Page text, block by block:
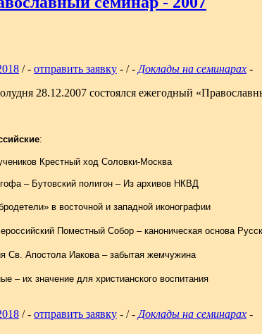
/ - отправить заявку - / - Доклады на семинарах -
28.12.2007 состоялся ежегодный
:
Крестный ход Соловки-Москва
– Бутовский полигон – Из архивов НКВД
в восточной и западной иконографии
Поместный Собор – каноническая основа
Св. Апостола Иакова – забытая жемчужина
– их значение для христианского воспитания
/ - отправить заявку - / - Доклады на семинарах -